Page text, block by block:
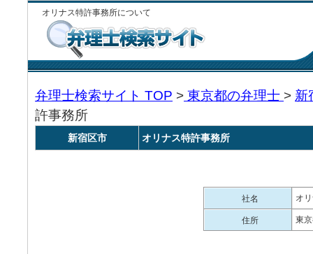
オリナス特許事務所について
弁理士検索サイト TOP > 東京都の弁理士 > 新
許事務所
新宿区市 オリナス特許事務所
社名 オ
住所 東